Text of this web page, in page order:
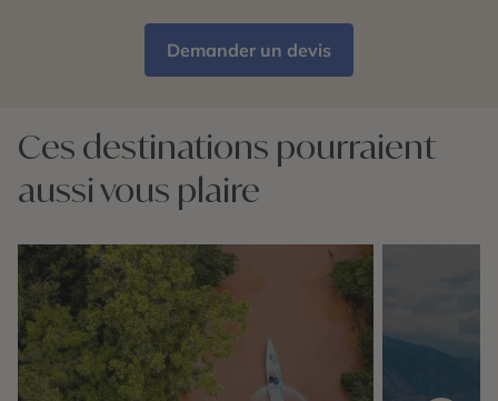
Demander un devis
Ces destinations pourraient
aussi vous plaire